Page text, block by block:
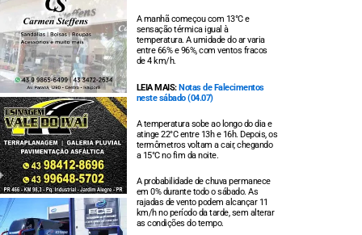
A manhã começou com 13°C e
sensação térmica igual à
temperatura. A umidade do ar varia
entre 66% e 96%, com ventos fracos
de 4 km/h.
LEIA MAIS:Notas de Falecimentos
neste sábado (04.07)
A temperatura sobe ao longo do dia e
atinge 22°C entre 13h e 16h. Depois, os
termômetros voltam a cair, chegando
a 15°C no fim da noite.
A probabilidade de chuva permanece
em 0% durante todo o sábado. As
rajadas de vento podem alcançar 11
km/h no período da tarde, sem alterar
as condições do tempo.